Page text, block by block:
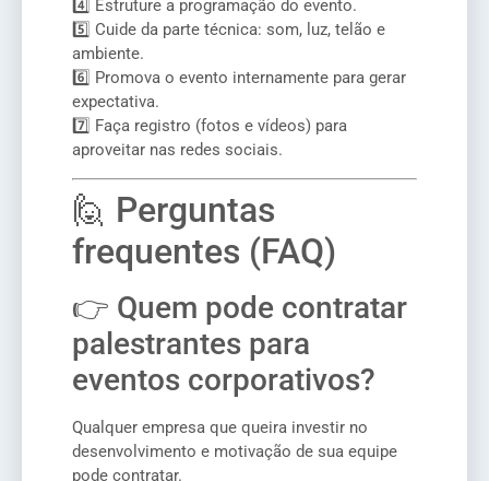
4️⃣ Estruture a programação do evento.
5️⃣ Cuide da parte técnica: som, luz, telão e
ambiente.
6️⃣ Promova o evento internamente para gerar
expectativa.
7️⃣ Faça registro (fotos e vídeos) para
aproveitar nas redes sociais.
🙋 Perguntas
frequentes (FAQ)
👉 Quem pode contratar
palestrantes para
eventos corporativos?
Qualquer empresa que queira investir no
desenvolvimento e motivação de sua equipe
pode contratar.